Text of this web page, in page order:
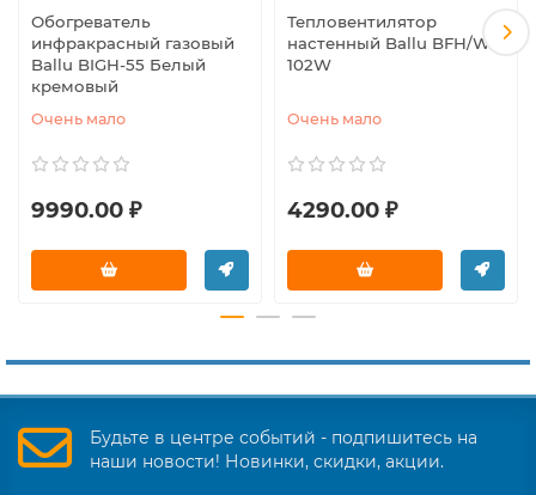
Обогреватель
инфракрасный газовый
Ballu BIGH-55 Белый
кремовый
Очень мало
9990.00 ₽
Тепловентилятор
настенный Ballu BFH/W-
102W
Очень мало
4290.00 ₽
Будьте в центре событий - подпишитесь на
наши новости! Новинки, скидки, акции.